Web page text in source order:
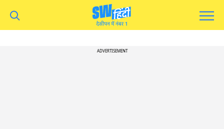
ADVERTISEMENT